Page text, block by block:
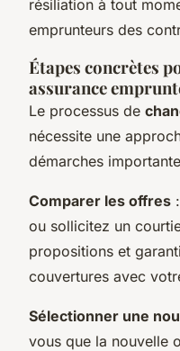
résiliation à tout
emprunteurs des
Étapes concrètes
assurance
Le processus de
nécessite une
démarches
Comparer les offres
ou sollicitez un
propositions et
couvertures avec
Sélectionner une
vous que la nouvelle